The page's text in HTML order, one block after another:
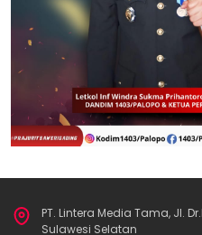
PT. Lintera Media Tama, Jl.
Sulawesi Selatan